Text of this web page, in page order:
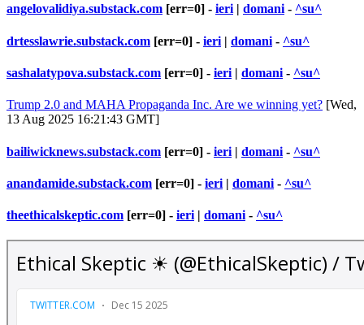
angelovalidiya.substack.com [err=0] - ieri| domani- ^su^
drtesslawrie.substack.com [err=0] - ieri | domani - ^su^
sashalatypova.substack.com [err=0] - ieri | domani - ^su^
Trump 2.0 and MAHA Propaganda Inc. Are we winning yet? [Wed,
13 Aug 2025 16:21:43 GMT]
bailiwicknews.substack.com [err=0] - ieri | domani - ^su^
anandamide.substack.com [err=0] - ieri | domani - ^su^
theethicalskeptic.com [err=0] - ieri | domani - ^su^